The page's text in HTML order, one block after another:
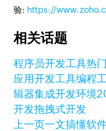
验: https://
相关话题
程序员开发工具热
应用开发工具编程
辑器集成开发环境
开发拖拽式开发
上一页一文搞懂软